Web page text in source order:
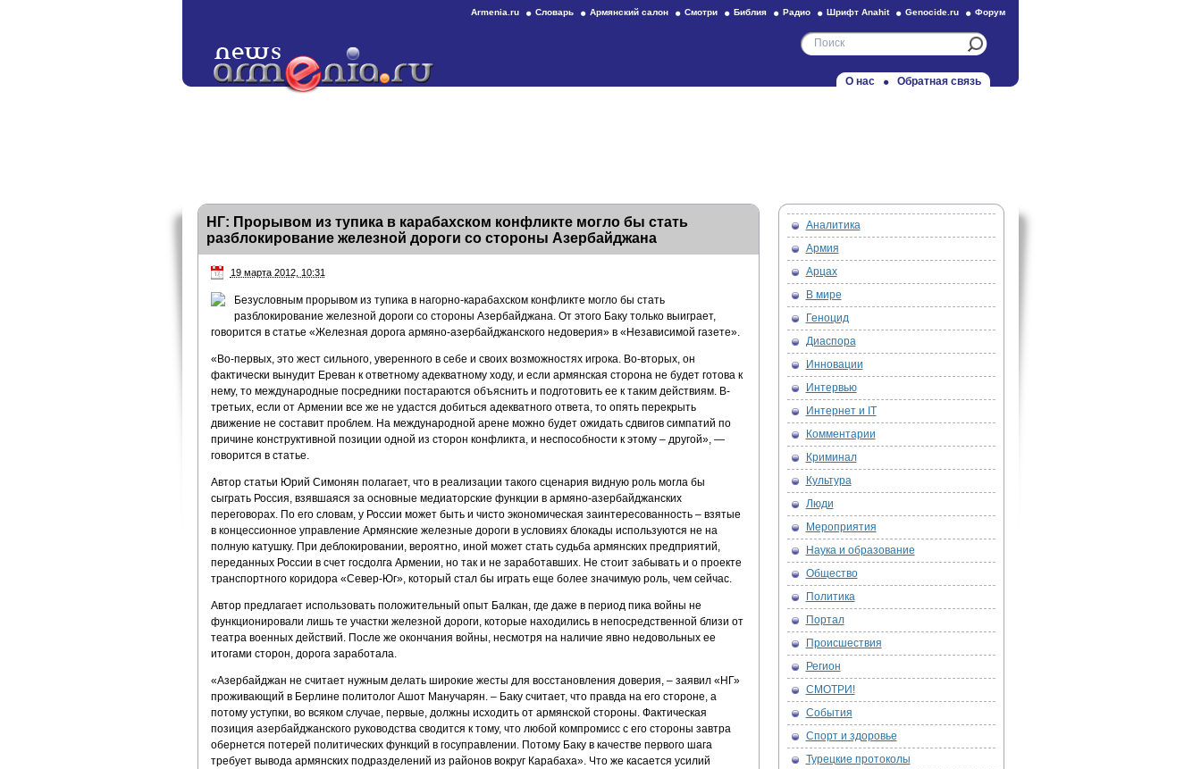
Armenia.ru Словарь Армянский салон Смотри Библия Радио Шрифт Anahit Genocide.ru Форум
О нас Обратная связь
НГ: Прорывом из тупика в карабахском конфликте могло бы стать
разблокирование железной дороги со стороны Азербайджана
19 марта 2012, 10:31
Безусловным прорывом из тупика в нагорно-карабахском конфликте могло бы стать
разблокирование железной дороги со стороны Азербайджана. От этого Баку только выиграет,
говорится в статье «Железная дорога армяно-азербайджанского недоверия» в «Независимой газете».
«Во-первых, это жест сильного, уверенного в себе и своих возможностях игрока. Во-вторых, он
фактически вынудит Ереван к ответному адекватному ходу, и если армянская сторона не будет готова к
нему, то международные посредники постараются объяснить и подготовить ее к таким действиям. В-
третьих, если от Армении все же не удастся добиться адекватного ответа, то опять перекрыть
движение не составит проблем. На международной арене можно будет ожидать сдвигов симпатий по
причине конструктивной позиции одной из сторон конфликта, и неспособности к этому – другой», —
говорится в статье.
Автор статьи Юрий Симонян полагает, что в реализации такого сценария видную роль могла бы
сыграть Россия, взявшаяся за основные медиаторские функции в армяно-азербайджанских
переговорах. По его словам, у России может быть и чисто экономическая заинтересованность – взятые
в концессионное управление Армянские железные дороги в условиях блокады используются не на
полную катушку. При деблокировании, вероятно, иной может стать судьба армянских предприятий,
переданных России в счет госдолга Армении, но так и не заработавших. Не стоит забывать и о проекте
транспортного коридора «Север-Юг», который стал бы играть еще более значимую роль, чем сейчас.
Автор предлагает использовать положительный опыт Балкан, где даже в период пика войны не
функционировали лишь те участки железной дороги, которые находились в непосредственной близи от
театра военных действий. После же окончания войны, несмотря на наличие явно недовольных ее
итогами сторон, дорога заработала.
«Азербайджан не считает нужным делать широкие жесты для восстановления доверия, – заявил «НГ»
проживающий в Берлине политолог Ашот Манучарян. – Баку считает, что правда на его стороне, а
потому уступки, во всяком случае, первые, должны исходить от армянской стороны. Фактическая
позиция азербайджанского руководства сводится к тому, что любой компромисс с его стороны завтра
обернется потерей политических функций в госуправлении. Потому Баку в качестве первого шага
требует вывода армянских подразделений из районов вокруг Карабаха». Что же касается усилий
Аналитика
Армия
Арцах
В мире
Геноцид
Диаспора
Инновации
Интервью
Интернет и IT
Комментарии
Криминал
Культура
Люди
Мероприятия
Наука и образование
Общество
Политика
Портал
Происшествия
Регион
СМОТРИ!
События
Спорт и здоровье
Турецкие протоколы